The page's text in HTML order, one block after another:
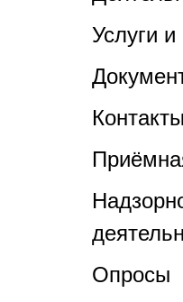
Услуги
Контакты
Опросы